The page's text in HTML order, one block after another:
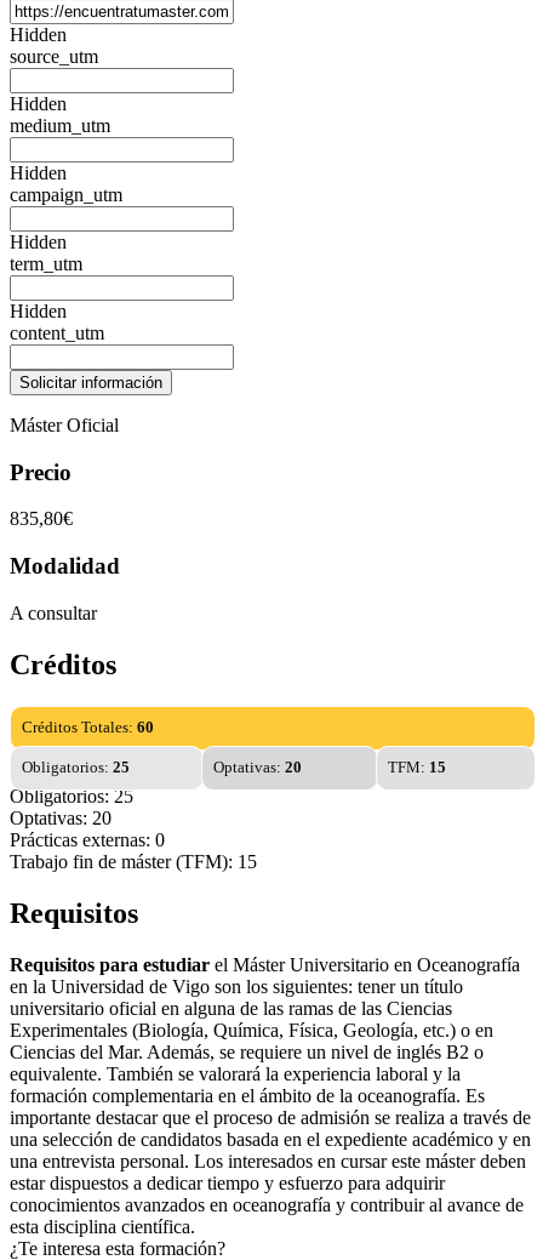
Hidden
source_utm
Hidden
medium_utm
Hidden
campaign_utm
Hidden
term_utm
Hidden
content_utm
Máster Oficial
Precio
835,80€
Modalidad
A consultar
Créditos
Créditos Totales: 60
Obligatorios: 25 Optativas:20 TFM: 15
Obligatorios: 25
Optativas: 20
Prácticas externas: 0
Trabajo fin de máster (TFM): 15
Requisitos
Requisitos para estudiar el Máster Universitario en Oceanografía
en la Universidad de Vigo son los siguientes: tener un título
universitario oficial en alguna de las ramas de las Ciencias
Experimentales (Biología, Química, Física, Geología, etc.) o en
Ciencias del Mar. Además, se requiere un nivel de inglés B2 o
equivalente. También se valorará la experiencia laboral y la
formación complementaria en el ámbito de la oceanografía. Es
importante destacar que el proceso de admisión se realiza a través de
una selección de candidatos basada en el expediente académico y en
una entrevista personal. Los interesados en cursar este máster deben
estar dispuestos a dedicar tiempo y esfuerzo para adquirir
conocimientos avanzados en oceanografía y contribuir al avance de
esta disciplina científica.
¿Te interesa esta formación?